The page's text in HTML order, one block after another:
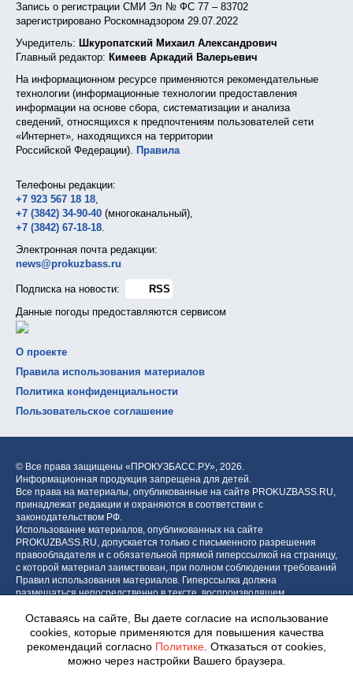
Запись о регистрации СМИ Эл № ФС 77 – 83702
зарегистрировано Роскомнадзором 29.07.2022
Учредитель: Шкуропатский Михаил Александрович
Главный редактор: Кимеев Аркадий Валерьевич
На информационном ресурсе применяются рекомендательные
технологии (информационные технологии предоставления
информации на основе сбора, систематизации и анализа
сведений, относящихся к предпочтениям пользователей сети
«Интернет», находящихся на территории
Российской Федерации). Правила
Телефоны редакции:
+7 923 567 18 18,
+7 (3842) 34-90-40 (многоканальный),
+7 (3842) 67-18-18.
Электронная почта редакции:
news@prokuzbass.ru
Подписка на новости:
RSS
Данные погоды предоставляются сервисом
О проекте
Правила использования материалов
Политика конфиденциальности
Пользовательское соглашение
© Все права защищены «ПРОКУЗБАСС.РУ», 2026.
Информационная продукция запрещена для детей.
Все права на материалы, опубликованные на сайте PROKUZBASS.RU,
принадлежат редакции и охраняются в соответствии с
законодательством РФ.
Использование материалов, опубликованных на сайте
PROKUZBASS.RU, допускается только с письменного разрешения
правообладателя и с обязательной прямой гиперссылкой на страницу,
с которой материал заимствован, при полном соблюдении требований
Правил использования материалов. Гиперссылка должна
размещаться непосредственно в тексте, воспроизводящем
блока.
Оставаясь на сайте, Вы даете согласие на использование
cookies, которые применяются для повышения качества
рекомендаций согласно Политике . Отказаться от cookies,
можно через настройки Вашего браузера.